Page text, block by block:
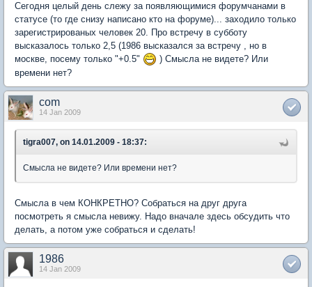
Сегодня целый день слежу за появляющимися форумчанами в
статусе (то где снизу написано кто на форуме)... заходило только
зарегистрированых человек 20. Про встречу в субботу
высказалось только 2,5 (1986 высказался за встречу , но в
москве, посему только "+0.5"
) Смысла не видете? Или
времени нет?
com
14 Jan 2009
tigra007, on 14.01.2009 - 18:37:
Смысла не видете? Или времени нет?
Смысла в чем КОНКРЕТНО? Собраться на друг друга
посмотреть я смысла невижу. Надо вначале здесь обсудить что
делать, а потом уже собраться и сделать!
1986
14 Jan 2009